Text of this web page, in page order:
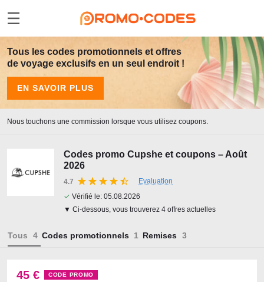
Tous les codes promotionnels et offres
de voyage exclusifs en un seul endroit !
EN SAVOIR PLUS
Nous touchons une commission lorsque vous utilisez coupons.
Codes promo Cupshe et coupons – Août
2026
4.7
Evaluation
✓ Vérifié le: 05.08.2026
▼ Ci-dessous, vous trouverez 4 offres actuelles
Tous Codes promotionnels Remises
45 € CODE PROMO